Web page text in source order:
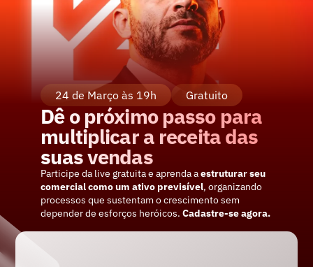
24 de Março às 19h Gratuito
Dê o próximo passo para
multiplicar a receita das
suas vendas
Participe da live gratuita e aprenda a estruturar seu
comercial como um ativo previsível, organizando
processos que sustentam o crescimento sem
depender de esforços heróicos. Cadastre-se agora.